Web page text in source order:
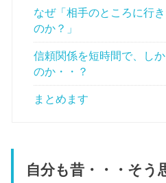
なぜ「相手のところに行
のか？」
信頼関係を短時間で、し
のか・・？
まとめます
自分も昔・・・そう